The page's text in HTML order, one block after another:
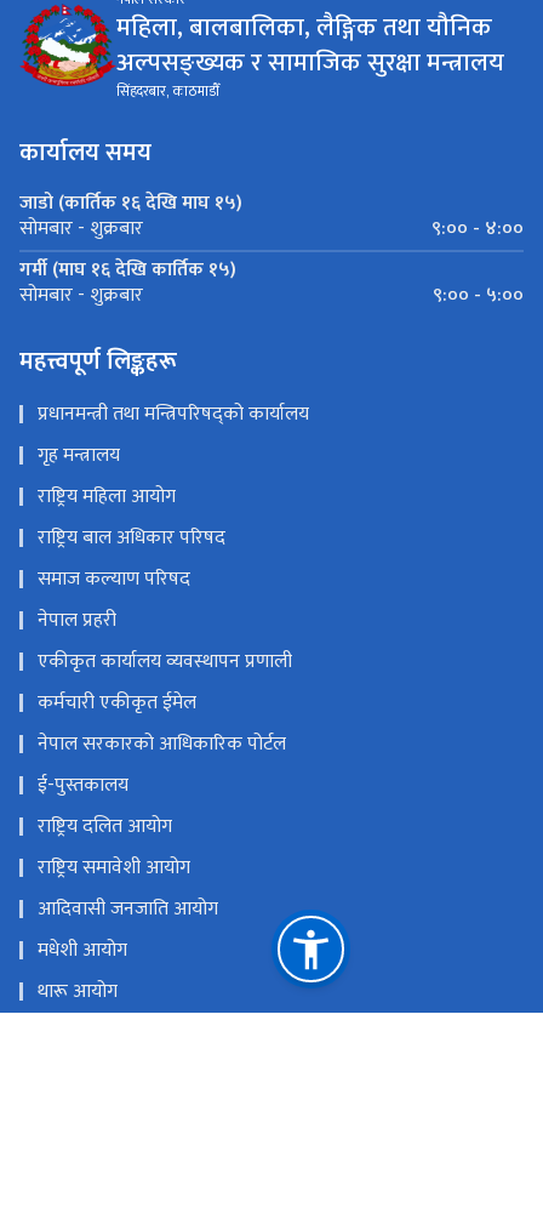
नेपाल सरकार
महिला, बालबालिका, लैङ्गिक तथा यौनिक
अल्पसङ्ख्यक र सामाजिक सुरक्षा मन्त्रालय
सिंहदरबार, काठमाडौँ
कार्यालय समय
जाडो (कार्तिक १६ देखि माघ १५)
सोमबार - शुक्रबार
९:०० - ४:००
गर्मी (माघ १६ देखि कार्तिक १५)
सोमबार - शुक्रबार ९:०० - ५:००
महत्त्वपूर्ण लिङ्कहरू
प्रधानमन्त्री तथा मन्त्रिपरिषद्को कार्यालय
गृह मन्त्रालय
राष्ट्रिय महिला आयोग
राष्ट्रिय बाल अधिकार परिषद
समाज कल्याण परिषद
नेपाल प्रहरी
एकीकृत कार्यालय व्यवस्थापन प्रणाली
कर्मचारी एकीकृत ईमेल
नेपाल सरकारको आधिकारिक पोर्टल
ई-पुस्तकालय
राष्ट्रिय दलित आयोग
राष्ट्रिय समावेशी आयोग
आदिवासी जनजाति आयोग
मधेशी आयोग
थारू आयोग